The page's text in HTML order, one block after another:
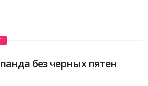
без черных пятен